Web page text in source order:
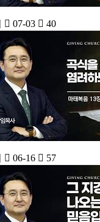
07-03 40
06-16 57